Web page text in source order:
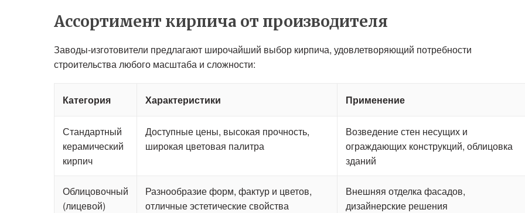
Ассортимент кирпича от производителя
Заводы-изготовители предлагают широчайший выбор кирпича, удовлетворяющий потребности
строительства любого масштаба и сложности:
Категория Характеристики Применение
Стандартный
керамический
кирпич
Доступные цены, высокая прочность,
широкая цветовая палитра
Возведение стен несущих и
ограждающих конструкций, облицовка
зданий
Облицовочный
(лицевой)
Разнообразие форм, фактур и цветов,
отличные эстетические свойства
Внешняя отделка фасадов,
дизайнерские решения